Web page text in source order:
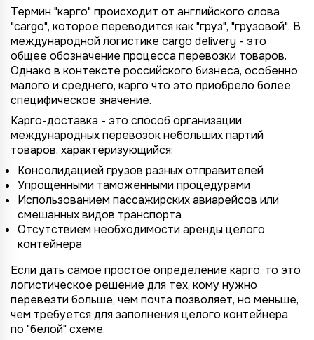
Термин "карго" происходит от английского слова
"cargo", которое переводится как "груз", "грузовой". В
международной логистике cargo delivery - это
общее обозначение процесса перевозки товаров.
Однако в контексте российского бизнеса, особенно
малого и среднего, карго что это приобрело более
специфическое значение.
Карго-доставка - это способ организации
международных перевозок небольших партий
товаров, характеризующийся:
Консолидацией грузов разных отправителей
Упрощенными таможенными процедурами
Использованием пассажирских авиарейсов или
смешанных видов транспорта
Отсутствием необходимости аренды целого
контейнера
Если дать самое простое определение карго, то это
логистическое решение для тех, кому нужно
перевезти больше, чем почта позволяет, но меньше,
чем требуется для заполнения целого контейнера
по "белой" схеме.